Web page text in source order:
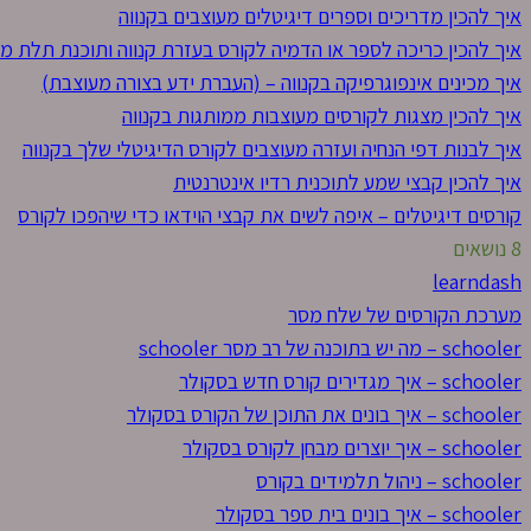
איך להכין מדריכים וספרים דיגיטלים מעוצבים בקנווה
איך להכין כריכה לספר או הדמיה לקורס בעזרת קנווה ותוכנת תלת
איך מכינים אינפוגרפיקה בקנווה – (העברת ידע בצורה מעוצבת)
איך להכין מצגות לקורסים מעוצבות ממותגות בקנווה
איך לבנות דפי הנחיה ועזרה מעוצבים לקורס הדיגיטלי שלך בקנווה
איך להכין קבצי שמע לתוכנית רדיו אינטרנטית
קורסים דיגיטלים – איפה לשים את קבצי הוידאו כדי שיהפכו לקורס
8 נושאים
learndash
מערכת הקורסים של שלח מסר
schooler – מה יש בתוכנה של רב מסר schooler
schooler – איך מגדירים קורס חדש בסקולר
schooler – איך בונים את התוכן של הקורס בסקולר
schooler – איך יוצרים מבחן לקורס בסקולר
schooler – ניהול תלמידים בקורס
schooler – איך בונים בית ספר בסקולר